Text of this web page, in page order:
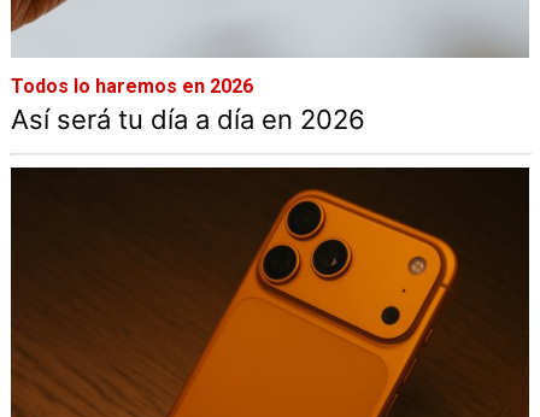
Todos lo haremos en 2026
Así será tu día a día en 2026